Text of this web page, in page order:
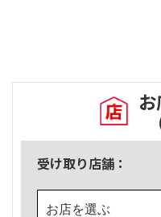
受け取り店舗：
お店を選ぶ